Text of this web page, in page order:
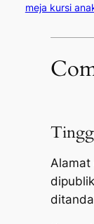
meja kursi
Alamat